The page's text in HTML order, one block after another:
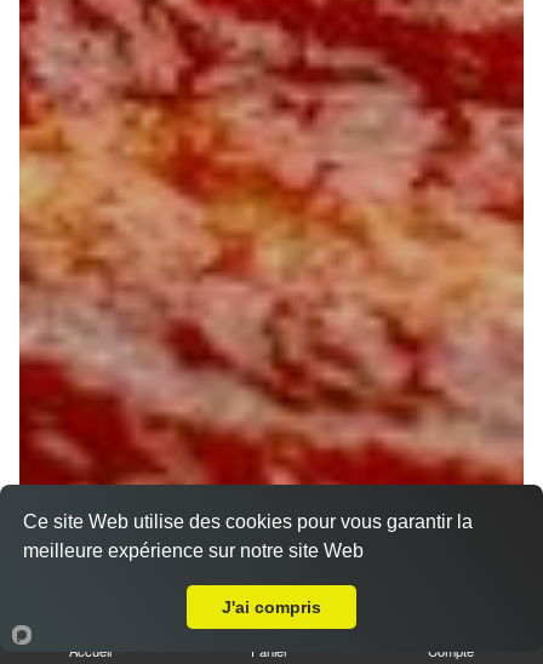
Accueil Panier Compte
Ce site Web utilise des cookies pour vous garantir la
meilleure expérience sur notre site Web
J'ai compris